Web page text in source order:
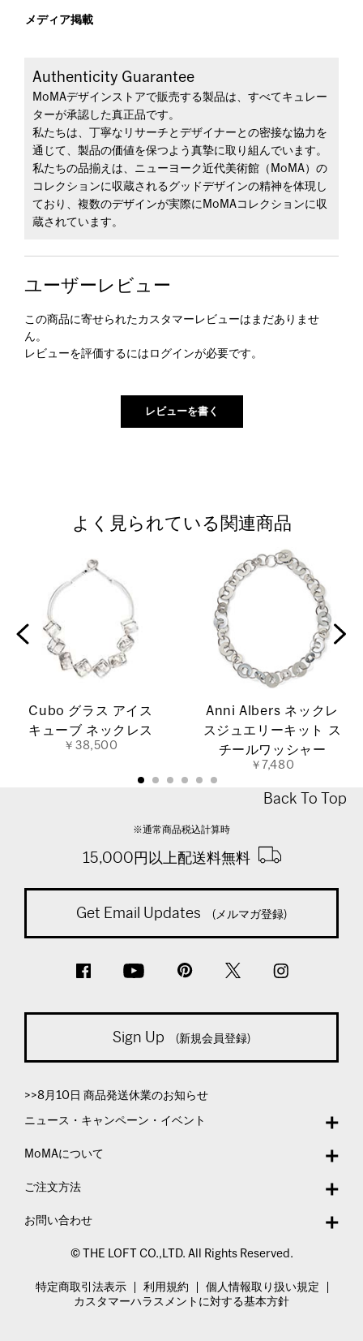
メディア掲載
Authenticity Guarantee
MoMAデザインストアで販売する製品は、すべてキュレー
ターが承認した真正品です。
私たちは、丁寧なリサーチとデザイナーとの密接な協力を
通じて、製品の価値を保つよう真摯に取り組んでいます。
私たちの品揃えは、ニューヨーク近代美術館（MoMA）の
コレクションに収蔵されるグッドデザインの精神を体現し
ており、複数のデザインが実際にMoMAコレクションに収
蔵されています。
ユーザーレビュー
この商品に寄せられたカスタマーレビューはまだありませ
ん。
レビューを評価するには ログインが必要です。
よく見られている関連商品
Cubo グラス アイス
キューブ ネックレス
￥38,500
Anni Albers ネックレ
スジュエリーキット ス
チールワッシャー
￥7,480
Back To Top
※通常商品税込計算時
15,000円以上配送料無料
Get Email Updates (メルマガ登録)
Sign Up (新規会員登録)
>>8月10日 商品発送休業のお知らせ
ニュース・キャンペーン・イベント
MoMAについて
ご注文方法
お問い合わせ
© THE LOFT CO.,LTD. All Rights Reserved.
特定商取引法表示 利用規約
個人情報取り扱い規定
カスタマーハラスメントに対する基本方針